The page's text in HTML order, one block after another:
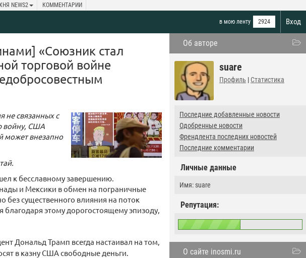
NEWS2 КОММЕНТАРИИ
Вход
в мою ленту 2924
Об авторе
suare
Профиль | Статистика
Последние добавленные новости
Одобренные новости
Френдлента последних новостей
Последние комментарии
Личные данные
Имя: suare
Репутация:
О сайте inosmi.ru
«Союзник стал
торговой войне
не связанных с
войну, США
может внезапно
к бесславному завершению.
и Мексики в обмен на пограничные
существенного влияния на поток
благодаря этому дорогостоящему эпизоду,
Дональд Трамп всегда настаивал на том,
в казну США свободные деньги.